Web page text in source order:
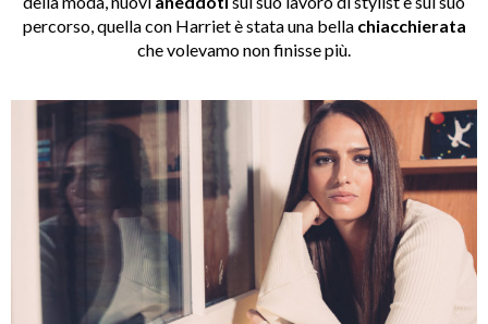
percorso, quella con Harriet è stata una bella chiacchierata
che volevamo non finisse più.